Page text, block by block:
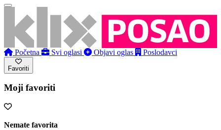
Početna Svi oglasi Objavi oglas Poslodavci
Favoriti
Moji favoriti
Nemate favorita